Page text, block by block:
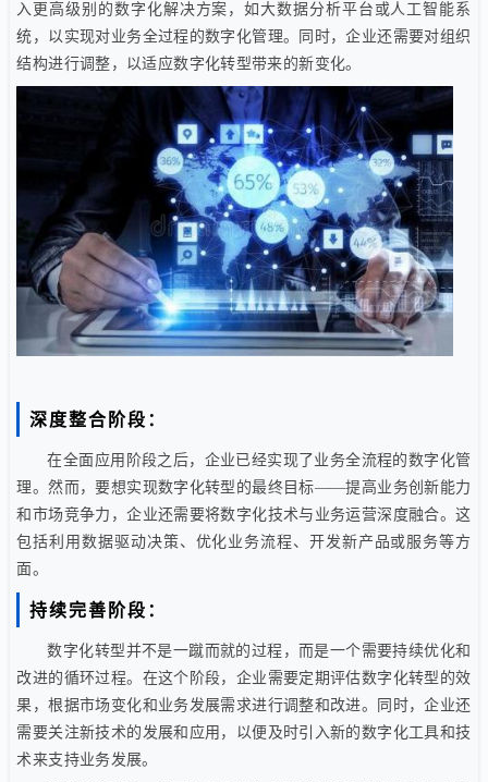
入更高级别的数字化解决方案，如大数据分析平台或人工智能系
统，以实现对业务全过程的数字化管理。同时，企业还需要对组织
结构进行调整，以适应数字化转型带来的新变化。
深度整合阶段：
在全面应用阶段之后，企业已经实现了业务全流程的数字化管
理。然而，要想实现数字化转型的最终目标——提高业务创新能力
和市场竞争力，企业还需要将数字化技术与业务运营深度融合。这
包括利用数据驱动决策、优化业务流程、开发新产品或服务等方
面。
持续完善阶段：
数字化转型并不是一蹴而就的过程，而是一个需要持续优化和
改进的循环过程。在这个阶段，企业需要定期评估数字化转型的效
果，根据市场变化和业务发展需求进行调整和改进。同时，企业还
需要关注新技术的发展和应用，以便及时引入新的数字化工具和技
术来支持业务发展。